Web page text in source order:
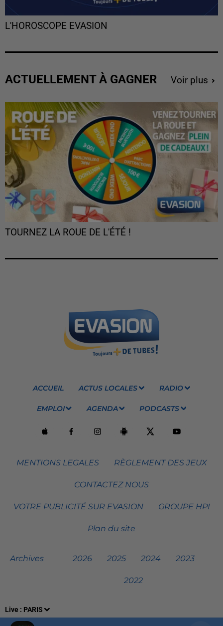
Live : PARIS
L'HOROSCOPE EVASION
ACTUELLEMENT À GAGNER Voir plus
TOURNEZ LA ROUE DE L'ÉTÉ !
ACCUEIL ACTUS LOCALES RADIO
EMPLOI AGENDA PODCASTS
MENTIONS LEGALES RÈGLEMENT DES JEUX
CONTACTEZ NOUS
VOTRE PUBLICITÉ SUR EVASION GROUPE HPI
Plan du site
Archives 2026 2025 2024 2023
2022